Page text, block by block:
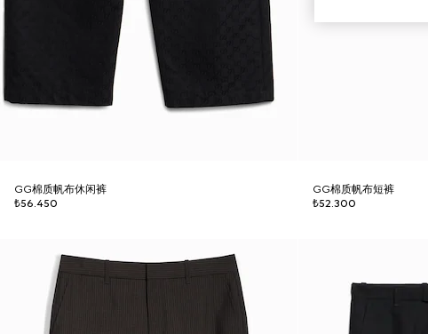
GG棉质帆布休闲裤
₺56.450
GG棉质帆布短裤
₺52.300